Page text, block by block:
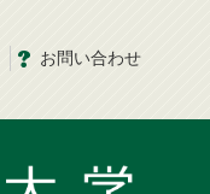
お問い合わせ